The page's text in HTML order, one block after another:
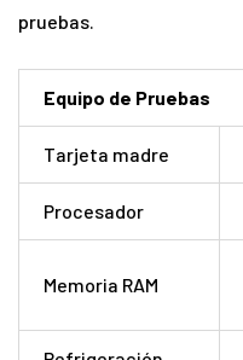
pruebas.
Equipo de Pruebas
Tarjeta madre
Procesador
Memoria RAM